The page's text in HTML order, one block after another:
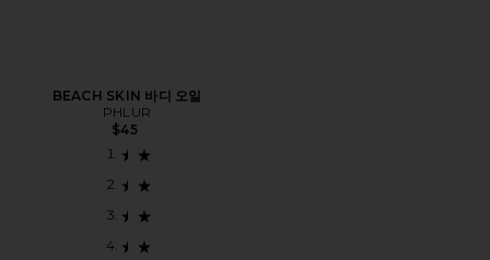
BEACH SKIN 바디 오일
PHLUR
$45